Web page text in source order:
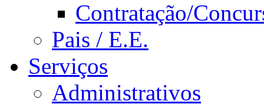
Contratação/
Pais / E.E.
Serviços
Administrativos